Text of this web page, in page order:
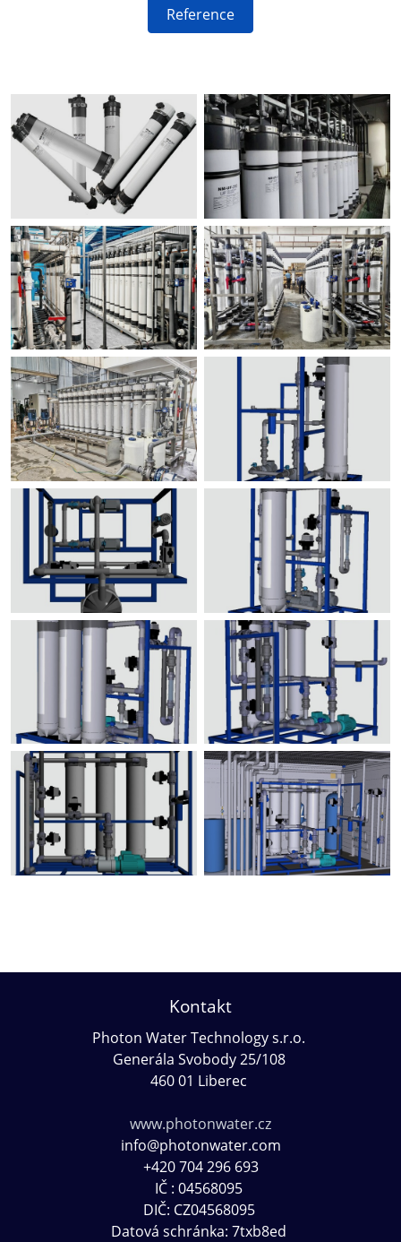
Reference
Kontakt
Photon Water Technology s.r.o.
Generála Svobody 25/108
460 01 Liberec
www.photonwater.cz
info@photonwater.com
+420 704 296 693
IČ : 04568095
DIČ: CZ04568095
Datová schránka: 7txb8ed